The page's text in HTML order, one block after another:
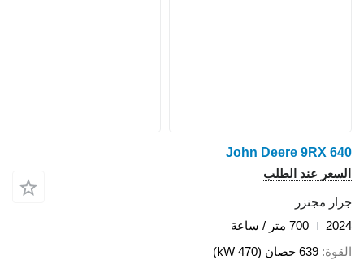
John Deere 9RX 640
السعر عند الطلب
جرار مجنزر
2024
700 متر / ساعة
القوة 639 حصان (470 kW)